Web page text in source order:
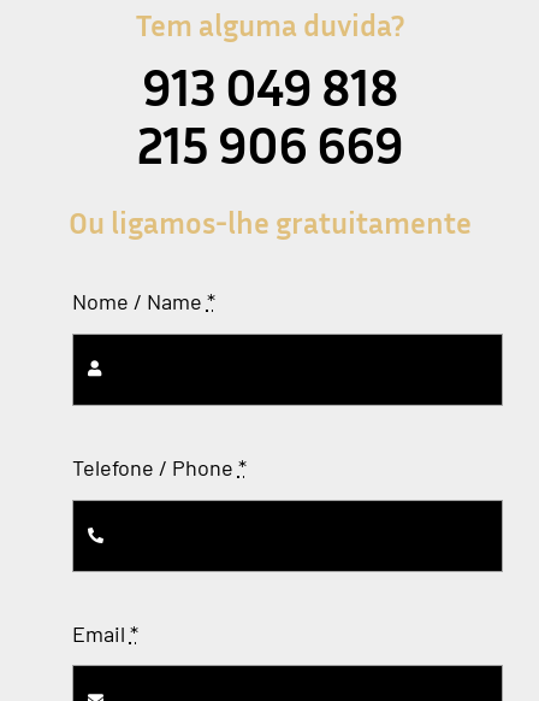
Tem alguma duvida?
913 049 818
215 906 669
Ou ligamos-lhe gratuitamente
Nome / Name *
Telefone / Phone *
Email *